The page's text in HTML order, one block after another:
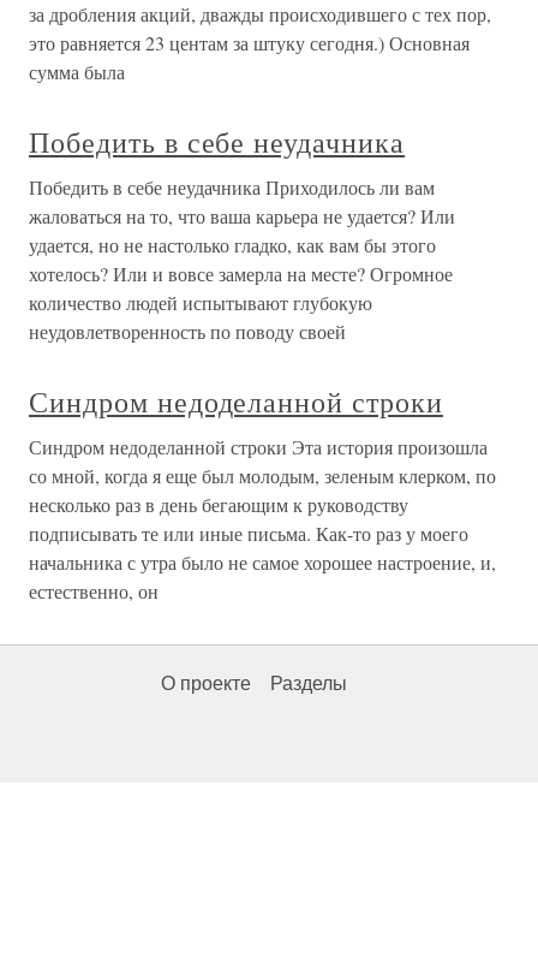
за дробления акций, дважды происходившего с тех пор,
это равняется 23 центам за штуку сегодня.) Основная
сумма была
Победить в себе неудачника
Победить в себе неудачника Приходилось ли вам
жаловаться на то, что ваша карьера не удается? Или
удается, но не настолько гладко, как вам бы этого
хотелось? Или и вовсе замерла на месте? Огромное
количество людей испытывают глубокую
неудовлетворенность по поводу своей
Синдром недоделанной строки
Синдром недоделанной строки Эта история произошла
со мной, когда я еще был молодым, зеленым клерком, по
несколько раз в день бегающим к руководству
подписывать те или иные письма. Как-то раз у моего
начальника с утра было не самое хорошее настроение, и,
естественно, он
О проекте Разделы